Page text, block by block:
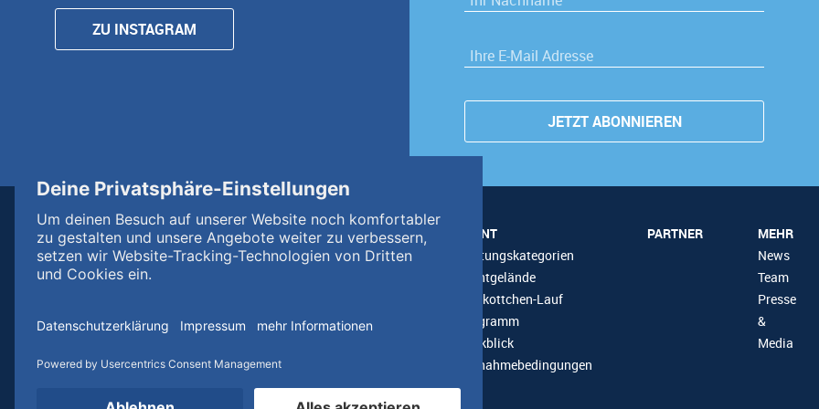
ZU INSTAGRAM
E-MAIL*
DABEI SEIN
Mitlaufen
Teamtreffpunkte
EVENT
Wertungskategorien
Eventgelände
Maskottchen-Lauf
Programm
Rückblick
Teilnahmebedingungen
PARTNER
MEHR
News
Team
Presse
&
Media